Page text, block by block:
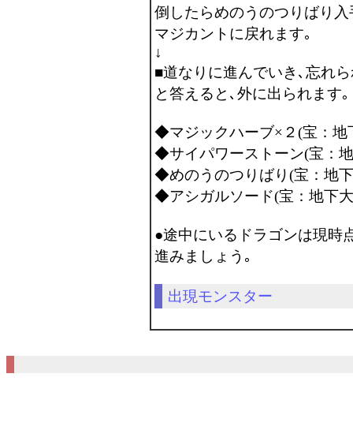
倒したらめのうのつりばり
マジカントに戻れます｡
↓
■道なりに進んでいき､忘れ
と答えると､外に出られます｡
◆マジックハーブ×２(宝：地
◆サイパワーストーン(宝：
◆めのうのつりばり(宝：地
◆アシガルソード(宝：地下
●途中にいるドラゴンは現時
進みましょう｡
出現モンスター